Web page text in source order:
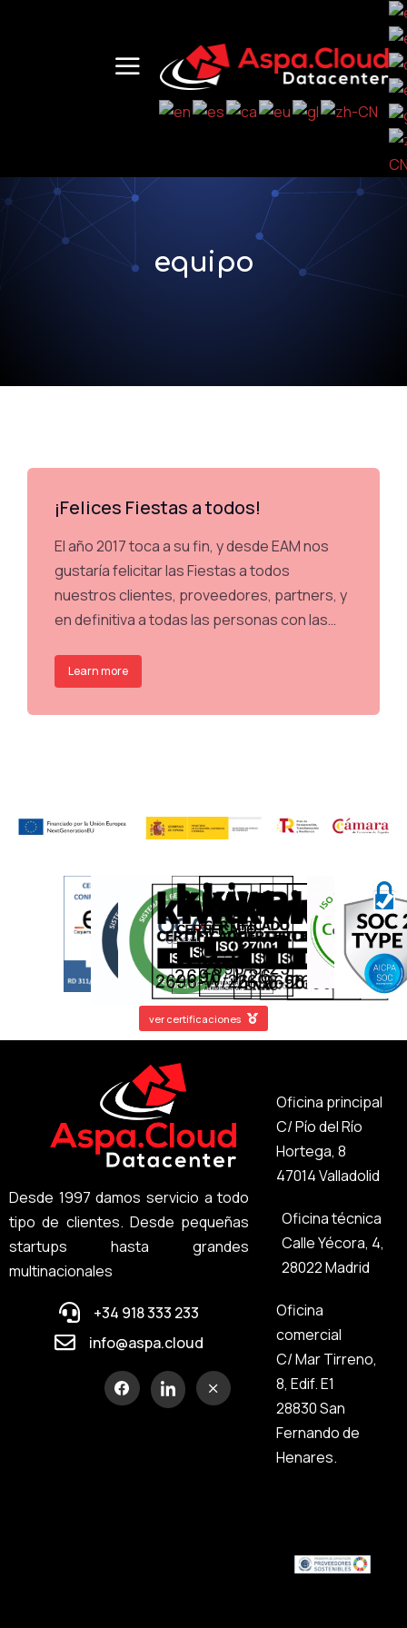
equipo
¡Felices Fiestas a todos!
El año 2017 toca a su fin, y desde EAM nos
gustaría felicitar las Fiestas a todos
nuestros clientes, proveedores, partners, y
en definitiva a todas las personas con las…
Learn more
ver certificaciones
Desde 1997 damos servicio a todo
tipo de clientes. Desde pequeñas
startups hasta grandes
multinacionales
+34 918 333 233
info@aspa.cloud
Oficina principal
C/ Pío del Río
Hortega, 8
47014 Valladolid
Oficina técnica
Calle Yécora, 4,
28022 Madrid
Oficina
comercial
C/ Mar Tirreno,
8, Edif. E1
28830 San
Fernando de
Henares.